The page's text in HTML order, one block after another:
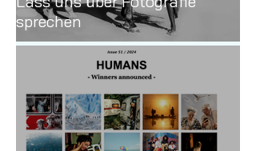
Lass uns über Fotografie